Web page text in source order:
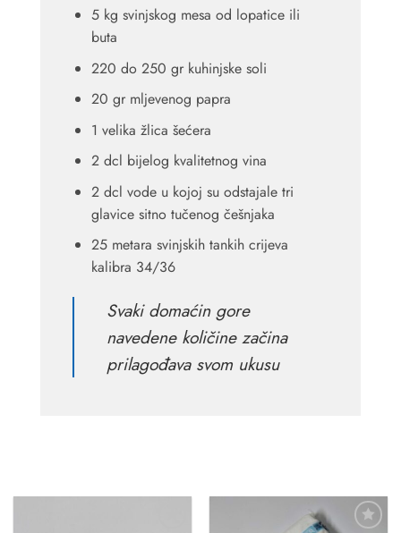
5 kg svinjskog mesa od lopatice ili
buta
220 do 250 gr kuhinjske soli
20 gr mljevenog papra
1 velika žlica šećera
2 dcl bijelog kvalitetnog vina
2 dcl vode u kojoj su odstajale tri
glavice sitno tučenog češnjaka
25 metara svinjskih tankih crijeva
kalibra 34/36
Svaki domaćin gore
navedene količine začina
prilagođava svom ukusu